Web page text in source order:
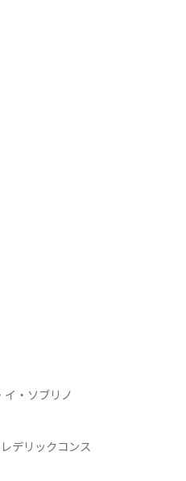
・ソブリノ
デリックコンス